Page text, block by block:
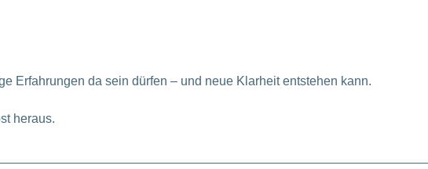
Erfahrungen da sein dürfen – und neue Klarheit entstehen kann.
heraus.